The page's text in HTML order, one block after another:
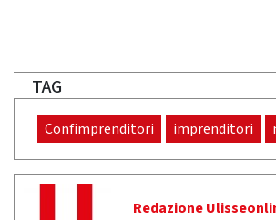
TAG
Confimprenditori imprenditori
Redazione